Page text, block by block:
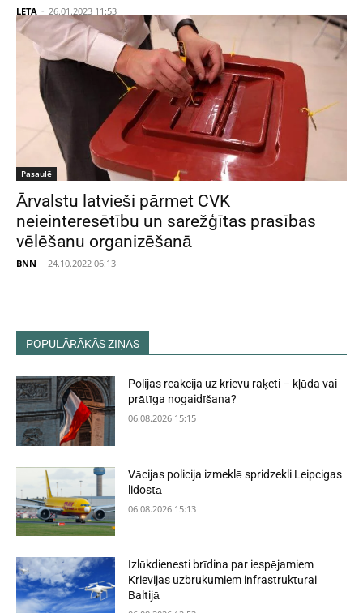
LETA - 26.01.2023 11:53
Pasaulē
Ārvalstu latvieši pārmet CVK
neieinteresētību un sarežģītas prasības
vēlēšanu organizēšanā
BNN - 24.10.2022 06:13
POPULĀRĀKĀS ZIŅAS
Polijas reakcija uz krievu raķeti – kļūda vai
prātīga nogaidīšana?
06.08.2026 15:15
Vācijas policija izmeklē spridzekli Leipcigas
lidostā
06.08.2026 15:13
Izlūkdienesti brīdina par iespējamiem
Krievijas uzbrukumiem infrastruktūrai
Baltijā